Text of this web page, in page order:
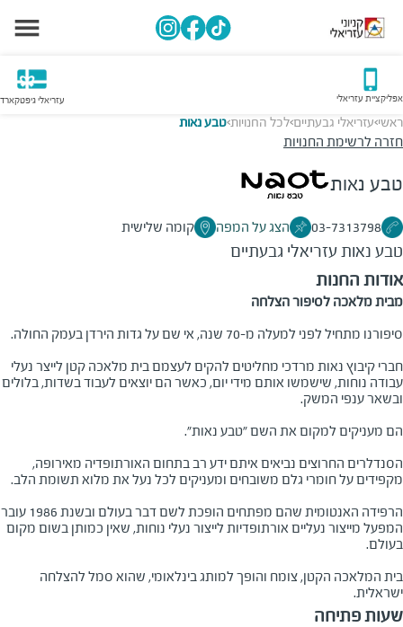
אפליקציית עזריאלי עזריאלי גיפטקארד
ראשי>עזריאלי גבעתיים>לכל החנויות>טבע נאות
חזרה לרשימת החנויות
טבע נאות
03-7313798 הצג על המפה קומה שלישית
טבע נאותעזריאלי גבעתיים
אודות החנות
מבית מלאכה לסיפור הצלחה
סיפורנו מתחיל לפני למעלה מ-70 שנה, אי שם על גדות הירדן בעמק החולה.
חברי קיבוץ נאות מרדכי מחליטים להקים לעצמם בית מלאכה קטן לייצר נעלי
עבודה נוחות, שישמשו אותם מידי יום, כאשר הם יוצאים לעבוד בשדות, בלולים
ובשאר ענפי המשק.
הם מעניקים למקום את השם "טבע נאות".
הסנדלרים החרוצים נביאים איתם ידע רב בתחום האורתופדיה מאירופה,
מקפידים על חומרי גלם משובחים ומעניקים לכל נעל את מלוא תשומת הלב.
הרפידה האנטומית שהם מפתחים הופכת לשם דבר בעולם ובשנת 1986 עובר
המפעל מייצור נעליים אורתופדיות לייצור נעלי נוחות, שאין כמותן בשום מקום
בעולם.
בית המלאכה הקטן, צומח והופך למותג בינלאומי, שהוא סמל להצלחה
ישראלית.
שעות פתיחה